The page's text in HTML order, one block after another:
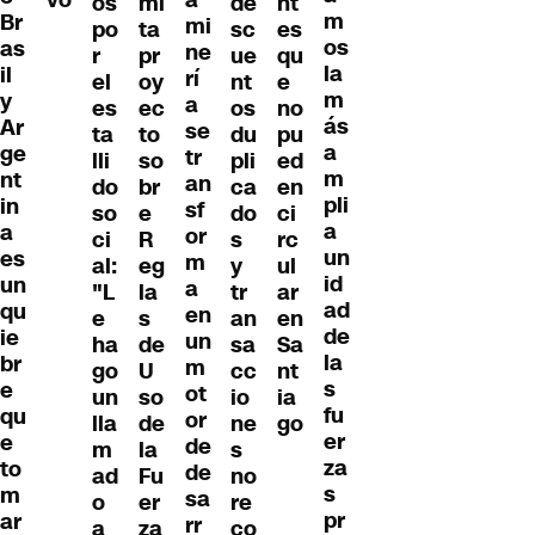
Br
as
il
y
Ar
ge
nt
in
a
es
un
qu
ie
br
e
qu
e
to
m
ar
po
r
el
es
ta
lli
do
so
ci
al:
"L
e
ha
go
un
lla
m
ad
o
a
ta
pr
oy
ec
to
so
br
e
R
eg
la
s
de
U
so
de
la
Fu
er
za
mi
ne
rí
a
se
tr
an
sf
or
m
a
en
un
m
ot
or
de
de
sa
rr
sc
ue
nt
os
du
pli
ca
do
s
y
tr
an
sa
cc
io
ne
s
no
re
co
es
qu
e
no
pu
ed
en
ci
rc
ul
ar
en
Sa
nt
ia
go
m
os
la
m
ás
a
m
pli
a
un
id
ad
de
la
s
fu
er
za
s
pr